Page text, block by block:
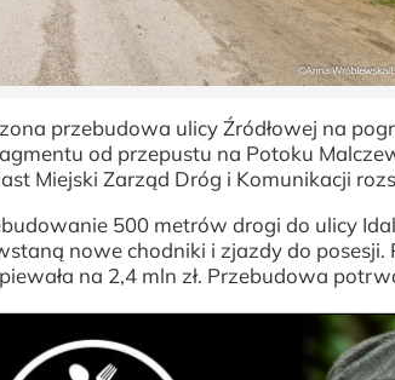
przebudowa ulicy Źródłowej na
od przepustu na Potoku
Miejski Zarząd Dróg i Komunikacji
500 metrów drogi do ulicy
nowe chodniki i zjazdy do
na 2,4 mln zł. Przebudowa